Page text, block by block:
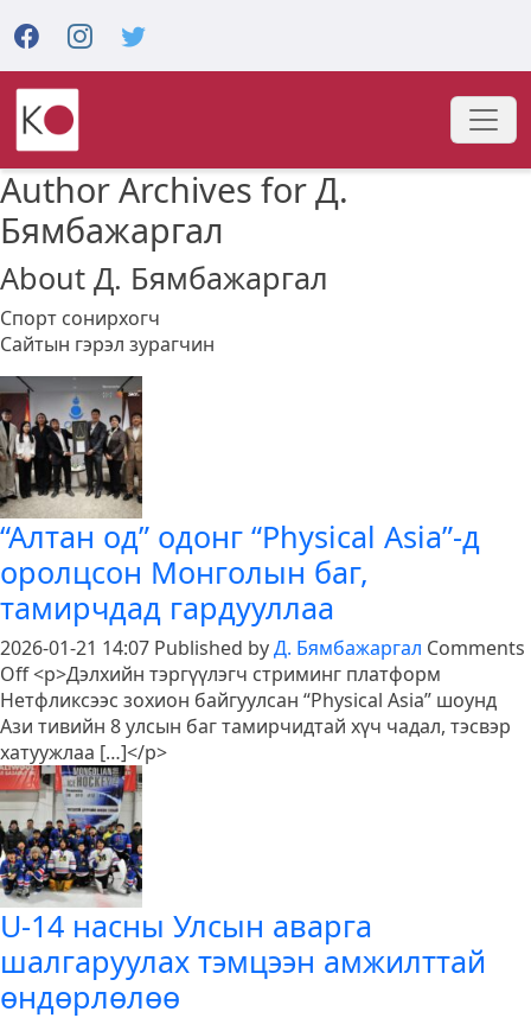
Author Archives for Д.
Бямбажаргал
About Д. Бямбажаргал
Спорт сонирхогч
Сайтын гэрэл зурагчин
“Алтан од” одонг “Physical Asia”-д
оролцсон Монголын баг,
тамирчдад гардууллаа
2026-01-21 14:07 Published byД. Бямбажаргал Comments
Offon
“Алтан
од”
одонг
“Physical
Asia”-
д
оролцсон
Монголын
баг,
тамирчдад
гардууллаа
<p>Дэлхийн тэргүүлэгч стриминг платформ
Нетфликсээс зохион байгуулсан “Physical Asia” шоунд
Ази тивийн 8 улсын баг тамирчидтай хүч чадал, тэсвэр
хатуужлаа […]</p>
U-14 насны Улсын аварга
шалгаруулах тэмцээн амжилттай
өндөрлөлөө